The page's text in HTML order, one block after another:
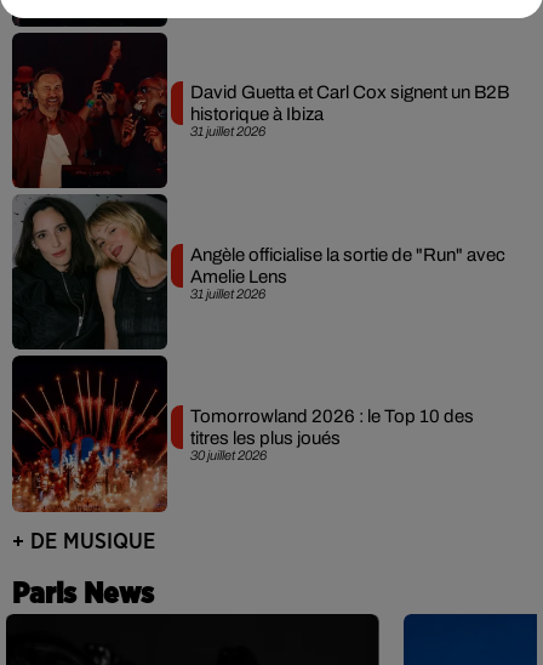
31 juillet 2026
David Guetta et Carl Cox signent un B2B
historique à Ibiza
31 juillet 2026
Angèle officialise la sortie de "Run" avec
Amelie Lens
30 juillet 2026
Tomorrowland 2026 : le Top 10 des
titres les plus joués
+ DE MUSIQUE
Paris News